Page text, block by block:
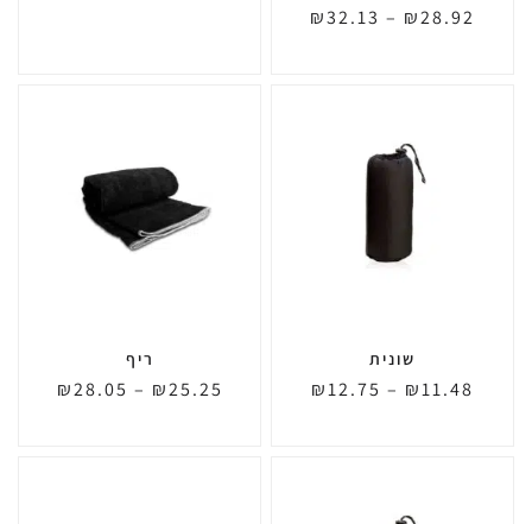
₪28.92
–
₪32.13
שונית
₪11.48
–
₪12.75
ריף
₪25.25
–
₪28.05